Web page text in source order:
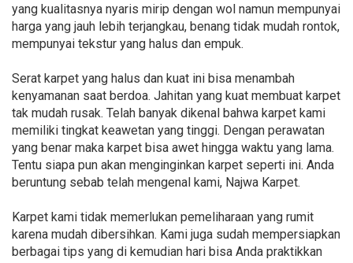
yang kualitasnya nyaris mirip dengan wol namun mempunyai
harga yang jauh lebih terjangkau, benang tidak mudah rontok,
mempunyai tekstur yang halus dan empuk.
Serat karpet yang halus dan kuat ini bisa menambah
kenyamanan saat berdoa. Jahitan yang kuat membuat karpet
tak mudah rusak. Telah banyak dikenal bahwa karpet kami
memiliki tingkat keawetan yang tinggi. Dengan perawatan
yang benar maka karpet bisa awet hingga waktu yang lama.
Tentu siapa pun akan menginginkan karpet seperti ini. Anda
beruntung sebab telah mengenal kami, Najwa Karpet.
Karpet kami tidak memerlukan pemeliharaan yang rumit
karena mudah dibersihkan. Kami juga sudah mempersiapkan
berbagai tips yang di kemudian hari bisa Anda praktikkan